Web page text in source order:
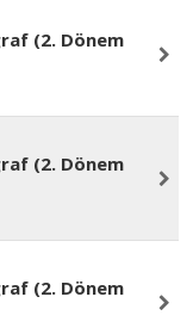
(2. Dönem
(2. Dönem
(2. Dönem